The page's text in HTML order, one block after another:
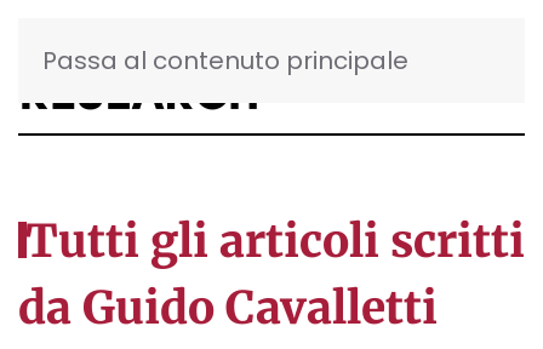
Passa al contenuto principale
Tutti gli articoli scritti
da Guido Cavalletti